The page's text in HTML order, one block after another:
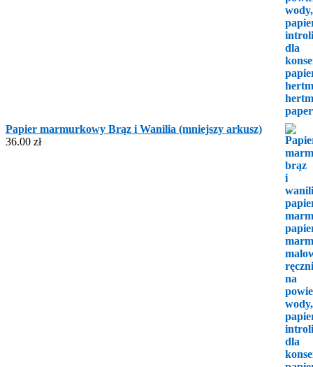
Papier marmurkowy Brąz i Wanilia (mniejszy arkusz)
36.00 zł